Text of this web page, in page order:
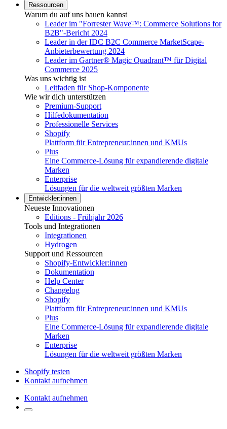
Ressourcen
Warum du auf uns bauen kannst
Leader im "Forrester Wave™: Commerce Solutions for
B2B"-Bericht 2024
Leader in der IDC B2C Commerce MarketScape-
Anbieterbewertung 2024
Leader im Gartner® Magic Quadrant™ für Digital
Commerce 2025
Was uns wichtig ist
Leitfaden für Shop-Komponente
Wie wir dich unterstützen
Premium-Support
Hilfedokumentation
Professionelle Services
Shopify
Plattform für Entrepreneur:innen und KMUs
Plus
Eine Commerce-Lösung für expandierende digitale
Marken
Enterprise
Lösungen für die weltweit größten Marken
Entwickler:innen
Neueste Innovationen
Editions - Frühjahr 2026
Tools und Integrationen
Integrationen
Hydrogen
Support und Ressourcen
Shopify-Entwickler:innen
Dokumentation
Help Center
Changelog
Shopify
Plattform für Entrepreneur:innen und KMUs
Plus
Eine Commerce-Lösung für expandierende digitale
Marken
Enterprise
Lösungen für die weltweit größten Marken
Shopify testen
Kontakt aufnehmen
Kontakt aufnehmen